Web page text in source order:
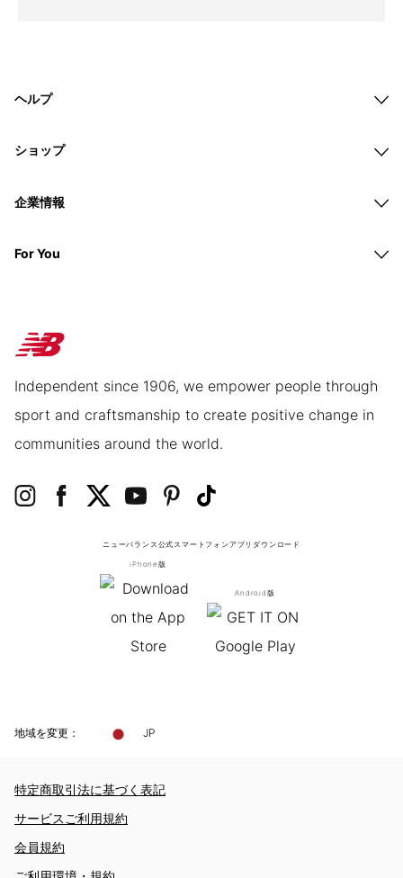
ヘルプ
ショップ
企業情報
For You
Independent since 1906, we empower people through
sport and craftsmanship to create positive change in
communities around the world.
ニューバランス公式スマートフォンアプリ ダウンロード
iPhone版
Android版
地域を変更： JP
特定商取引法に基づく表記
サービスご利用規約
会員規約